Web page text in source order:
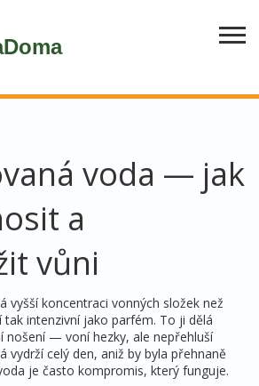
voda — jak
a
vůni
vyšší koncentraci vonných složek než
intenzivní jako parfém. To ji dělá
nošení — voní hezky, ale nepřehluší
vydrží celý den, aniž by byla přehnaně
je často kompromis, který funguje.